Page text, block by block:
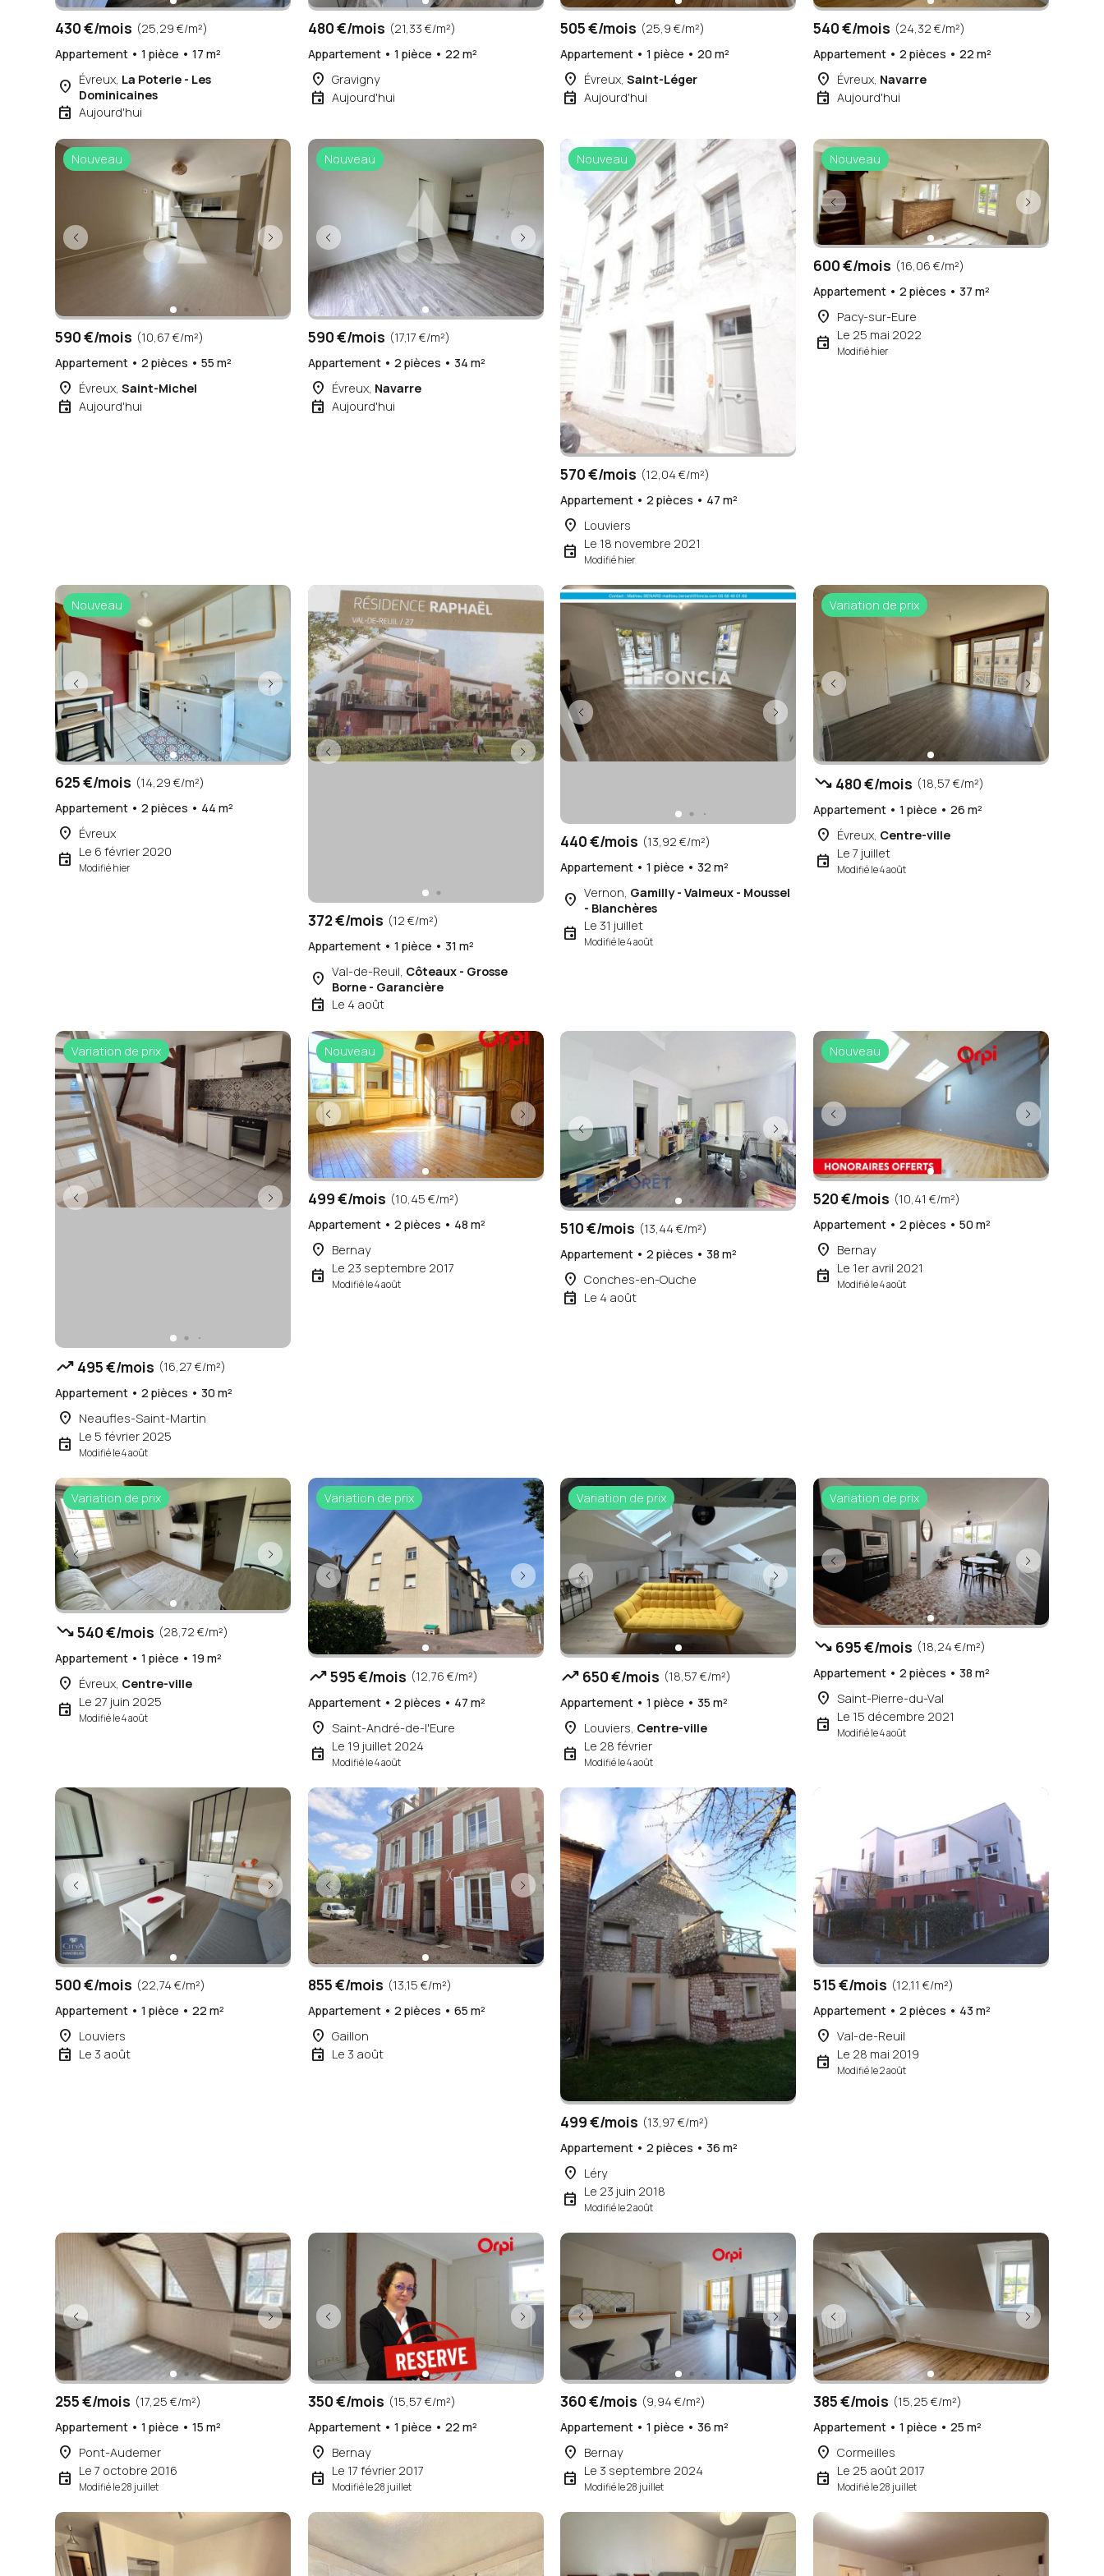
430 €/mois (25,29 €/m²)
Appartement • 1 pièce • 17 m²
place Évreux, La Poterie - Les
Dominicaines
event Aujourd'hui
480 €/mois (21,33 €/m²)
Appartement • 1 pièce • 22 m²
place Gravigny
event Aujourd'hui
505 €/mois (25,9 €/m²)
Appartement • 1 pièce • 20 m²
place Évreux,Saint-Léger
event Aujourd'hui
540 €/mois (24,32 €/m²)
Appartement • 2 pièces • 22 m²
place Évreux, Navarre
event Aujourd'hui
Nouveau
590 €/mois (10,67 €/m²)
Appartement • 2 pièces • 55 m²
place Évreux,Saint-Michel
event Aujourd'hui
Nouveau
590 €/mois (17,17 €/m²)
Appartement • 2 pièces • 34 m²
place Évreux, Navarre
event Aujourd'hui
Nouveau
570 €/mois (12,04 €/m²)
Appartement • 2 pièces • 47 m²
place Louviers
event Le 18 novembre 2021
Modifié hier
Nouveau
600 €/mois (16,06 €/m²)
Appartement • 2 pièces • 37 m²
place Pacy-sur-Eure
event Le 25 mai 2022
Modifié hier
Nouveau
625 €/mois (14,29 €/m²)
Appartement • 2 pièces • 44 m²
place Évreux
event Le 6 février 2020
Modifié hier
372 €/mois (12 €/m²)
Appartement • 1 pièce • 31 m²
place Val-de-Reuil, Côteaux - Grosse
Borne - Garancière
event Le 4 août
440 €/mois (13,92 €/m²)
Appartement • 1 pièce • 32 m²
place Vernon, Gamilly - Valmeux - Moussel
- Blanchères
event Le 31 juillet
Modifié le 4 août
Variation de prix
trending_down 480 €/mois (18,57 €/m²)
Appartement • 1 pièce • 26 m²
place Évreux, Centre-ville
event Le 7 juillet
Modifié le 4 août
Variation de prix
trending_up 495 €/mois (16,27 €/m²)
Appartement • 2 pièces • 30 m²
place Neaufles-Saint-Martin
event Le 5 février 2025
Modifié le 4 août
Nouveau
499 €/mois (10,45 €/m²)
Appartement • 2 pièces • 48 m²
place Bernay
event Le 23 septembre 2017
Modifié le 4 août
510 €/mois (13,44 €/m²)
Appartement • 2 pièces • 38 m²
place Conches-en-Ouche
event Le 4 août
Nouveau
520 €/mois (10,41 €/m²)
Appartement • 2 pièces • 50 m²
place Bernay
event Le 1er avril 2021
Modifié le 4 août
Variation de prix
trending_down540 €/mois (28,72 €/m²)
Appartement • 1 pièce • 19 m²
place Évreux, Centre-ville
event Le 27 juin 2025
Modifié le 4 août
Variation de prix
trending_up595 €/mois (12,76 €/m²)
Appartement • 2 pièces • 47 m²
place Saint-André-de-l'Eure
event Le 19 juillet 2024
Modifié le 4 août
Variation de prix
trending_up 650 €/mois (18,57 €/m²)
Appartement • 1 pièce • 35 m²
place Louviers, Centre-ville
event Le 28 février
Modifié le 4 août
Variation de prix
trending_down 695 €/mois (18,24 €/m²)
Appartement • 2 pièces • 38 m²
place Saint-Pierre-du-Val
event Le 15 décembre 2021
Modifié le 4 août
500 €/mois (22,74 €/m²)
Appartement • 1 pièce • 22 m²
place Louviers
event Le 3 août
855 €/mois (13,15 €/m²)
Appartement • 2 pièces • 65 m²
place Gaillon
event Le 3 août
499 €/mois (13,97 €/m²)
Appartement • 2 pièces • 36 m²
place Léry
event Le 23 juin 2018
Modifié le 2 août
515 €/mois (12,11 €/m²)
Appartement • 2 pièces • 43 m²
place Val-de-Reuil
event Le 28 mai 2019
Modifié le 2 août
255 €/mois (17,25 €/m²)
Appartement • 1 pièce • 15 m²
place Pont-Audemer
event Le 7 octobre 2016
Modifié le 28 juillet
350 €/mois (15,57 €/m²)
Appartement • 1 pièce • 22 m²
place Bernay
event Le 17 février 2017
Modifié le 28 juillet
360 €/mois (9,94 €/m²)
Appartement • 1 pièce • 36 m²
place Bernay
event Le 3 septembre 2024
Modifié le 28 juillet
385 €/mois (15,25 €/m²)
Appartement • 1 pièce • 25 m²
place Cormeilles
event Le 25 août 2017
Modifié le 28 juillet